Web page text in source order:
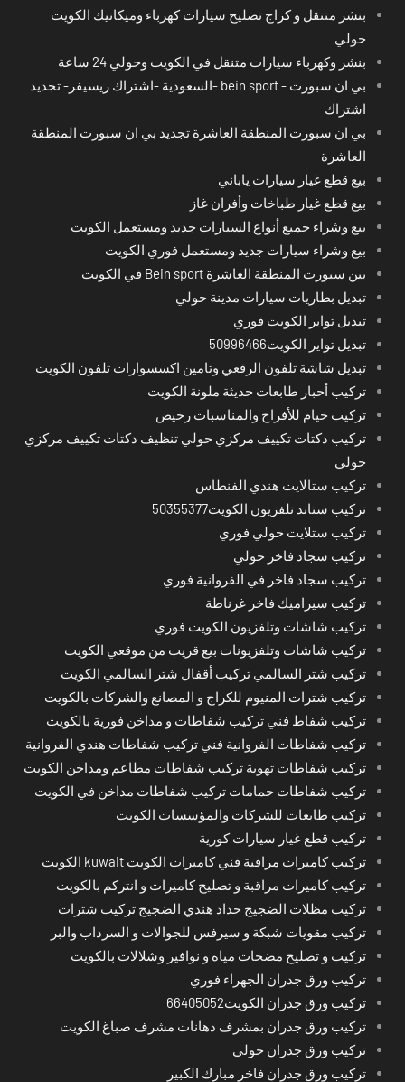
بنشر متنقل و كراج تصليح سيارات كهرباء وميكانيك الكويت
حولي
بنشر وكهرباء سيارات متنقل في الكويت وحولي 24 ساعة
بي ان سبورت - bein sport -السعودية -اشتراك ريسيفر- تجديد
اشتراك
بي ان سبورت المنطقة العاشرة تجديد بي ان سبورت المنطقة
العاشرة
بيع قطع غيار سيارات ياباني
بيع قطع غيار طباخات وأفران غاز
بيع وشراء جميع أنواع السيارات جديد ومستعمل الكويت
بيع وشراء سيارات جديد ومستعمل فوري الكويت
بين سبورت المنطقة العاشرة Bein sport في الكويت
تبديل بطاريات سيارات مدينة حولي
تبديل تواير الكويت فوري
تبديل تواير الكويت50996466
تبديل شاشة تلفون الرقعي وتامين اكسسوارات تلفون الكويت
تركيب أحبار طابعات حديثة ملونة الكويت
تركيب خيام للأفراح والمناسبات رخيص
تركيب دكتات تكييف مركزي حولي تنظيف دكتات تكييف مركزي
حولي
تركيب ستالايت هندي الفنطاس
تركيب ستاند تلفزيون الكويت50355377
تركيب ستلايت حولي فوري
تركيب سجاد فاخر حولي
تركيب سجاد فاخر في الفروانية فوري
تركيب سيراميك فاخر غرناطة
تركيب شاشات وتلفزيون الكويت فوري
تركيب شاشات وتلفزيونات بيع قريب من موقعي الكويت
تركيب شتر السالمي تركيب أقفال شتر السالمي الكويت
تركيب شترات المنيوم للكراج و المصانع والشركات بالكويت
تركيب شفاط فني تركيب شفاطات و مداخن فورية بالكويت
تركيب شفاطات الفروانية فني تركيب شفاطات هندي الفروانية
تركيب شفاطات تهوية تركيب شفاطات مطاعم ومداخن الكويت
تركيب شفاطات حمامات تركيب شفاطات مداخن في الكويت
تركيب طابعات للشركات والمؤسسات الكويت
تركيب قطع غيار سيارات كورية
تركيب كاميرات مراقبة فني كاميرات الكويت kuwait الكويت
تركيب كاميرات مراقبة و تصليح كاميرات و انتركم بالكويت
تركيب مظلات الضجيج حداد هندي الضجيج تركيب شترات
تركيب مقويات شبكة و سيرفس للجوالات و السرداب والبر
تركيب و تصليح مضخات مياه و نوافير وشلالات بالكويت
تركيب ورق جدران الجهراء فوري
تركيب ورق جدران الكويت66405052
تركيب ورق جدران بمشرف دهانات مشرف صباغ الكويت
تركيب ورق جدران حولي
تركيب ورق جدران فاخر مبارك الكبير